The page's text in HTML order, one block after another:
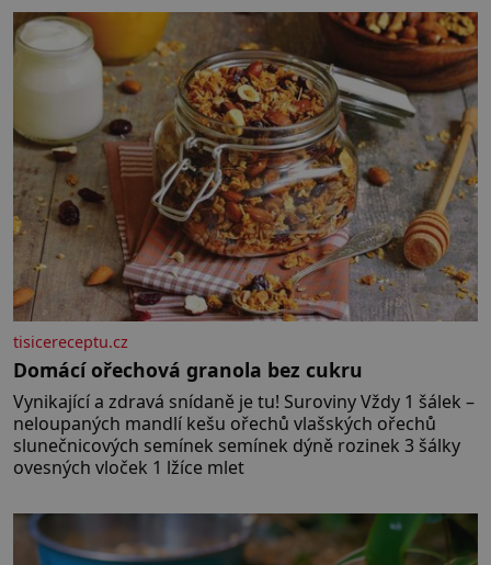
bez které si českou zahradu ani nedokážeme
představit. Její příběh je
tisicereceptu.cz
Domácí ořechová granola bez cukru
Vynikající a zdravá snídaně je tu! Suroviny Vždy 1 šálek –
neloupaných mandlí kešu ořechů vlašských ořechů
slunečnicových semínek semínek dýně rozinek 3 šálky
ovesných vloček 1 lžíce mlet